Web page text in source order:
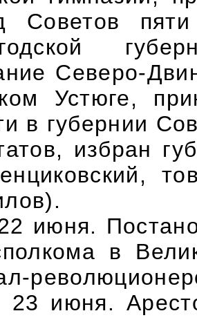
Советов пяти
Северо-
Устюге,
в губернии
избран
в